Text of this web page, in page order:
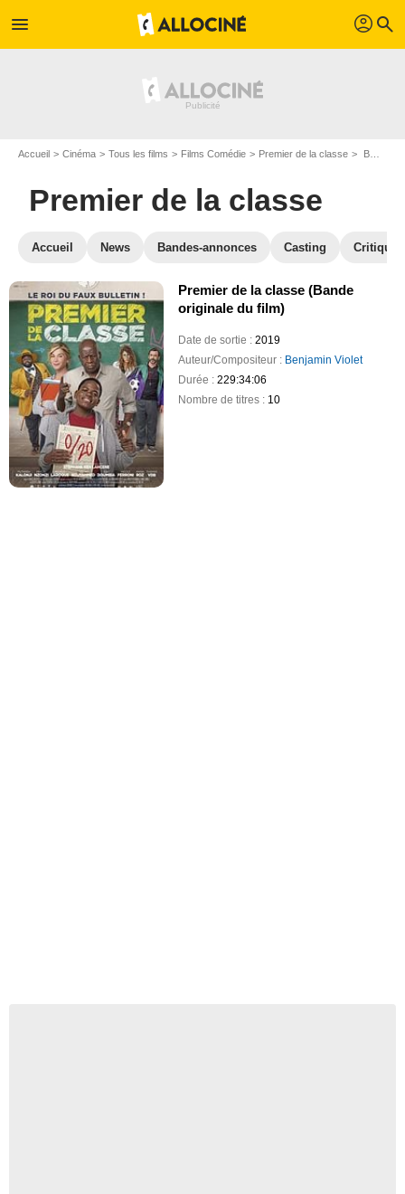
menu profil search
Accueil Cinéma Tous les films Films Comédie Premier de la classe BO Premier de la classe
Premier de la classe
Accueil News Bandes-annonces Casting
Premier de la classe (Bande
originale du film)
Date de sortie :2019
Auteur/Compositeur : Benjamin Violet
Durée :229:34:06
Nombre de titres : 10